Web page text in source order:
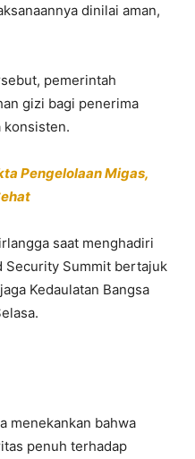
dinilai aman,
pemerintah
gizi bagi penerima
konsisten.
Pengelolaan Migas,
saat menghadiri
Security Summit bertajuk
Kedaulatan Bangsa
menekankan bahwa
penuh terhadap